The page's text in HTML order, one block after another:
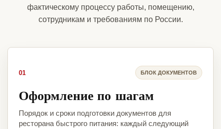
фактическому процессу работы, помещению,
сотрудникам и требованиям по России.
01 БЛОК ДОКУМЕНТОВ
Оформление по шагам
Порядок и сроки подготовки документов для
ресторана быстрого питания: каждый следующий